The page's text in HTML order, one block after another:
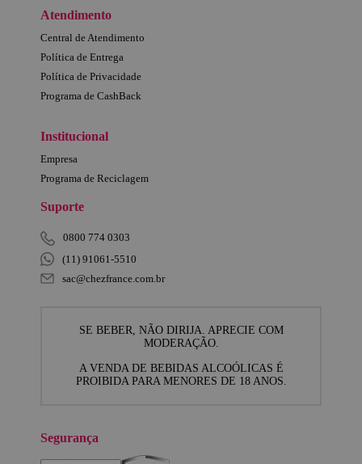
Atendimento
Central de Atendimento
Política de Entrega
Política de Privacidade
Programa de CashBack
Institucional
Empresa
Programa de Reciclagem
Suporte
0800 774 0303
(11) 91061-5510
sac@chezfrance.com.br
SE BEBER, NÃO DIRIJA. APRECIE COM
MODERAÇÃO.
A VENDA DE BEBIDAS ALCOÓLICAS É
PROIBIDA PARA MENORES DE 18 ANOS.
Segurança